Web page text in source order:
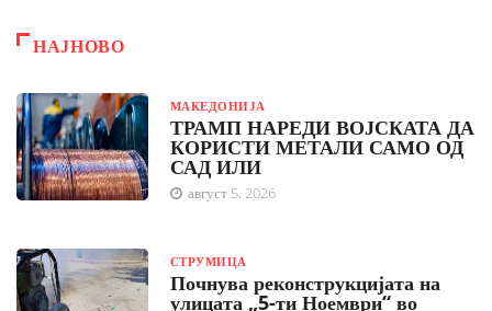
НАЈНОВО
МАКЕДОНИЈА
ТРАМП НАРЕДИ ВОЈСКАТА ДА
КОРИСТИ МЕТАЛИ САМО ОД
САД ИЛИ
август 5, 2026
СТРУМИЦА
Почнува реконструкцијата на
улицата „5-ти Ноември“ во